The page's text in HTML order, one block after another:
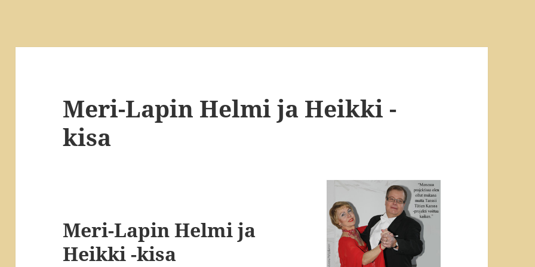
Meri-Lapin Helmi ja Heikki -
kisa
Meri-Lapin Helmi ja
Heikki -kisa